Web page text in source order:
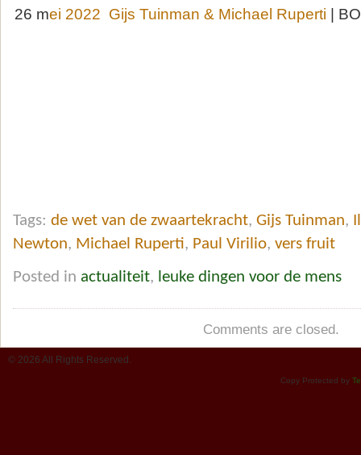
26 mei 2022 Gijs Tuinman & Michael Ruperti |
Tags: de wet van de zwaartekracht, Gijs Tuinman,
Newton, Michael Ruperti, Paul Virilio, vers fruit
Posted in actualiteit, leuke dingen voor de mens
Comments are closed.
© 2026 All Rights Reserved.
Copy Protected by